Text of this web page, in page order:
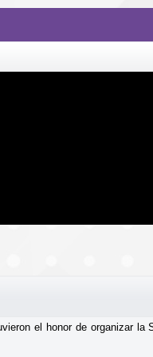
el honor de organizar la